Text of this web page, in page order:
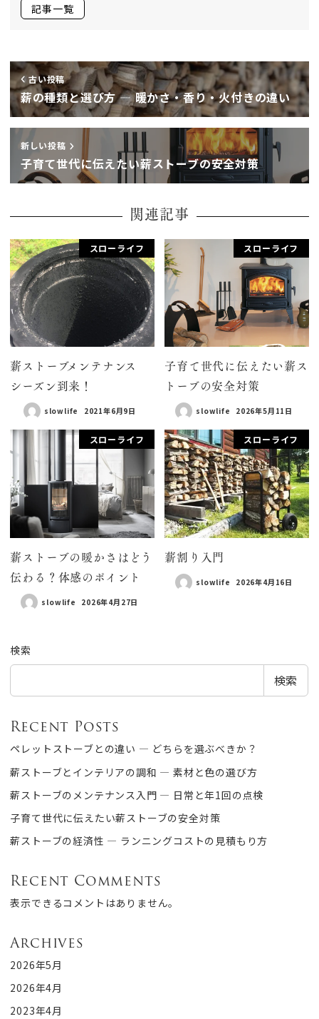
記事一覧
古い投稿
薪の種類と選び方 ― 暖かさ・香り・火付きの違い
新しい投稿
子育て世代に伝えたい薪ストーブの安全対策
関連記事
スローライフ
薪ストーブメンテナンス
シーズン到来！
slowlife 2021年6月9日
スローライフ
子育て世代に伝えたい薪ス
トーブの安全対策
slowlife 2026年5月11日
スローライフ
薪ストーブの暖かさはどう
伝わる？体感のポイント
slowlife 2026年4月27日
スローライフ
薪割り入門
slowlife 2026年4月16日
検索
検索
Recent Posts
ペレットストーブとの違い ― どちらを選ぶべきか？
薪ストーブとインテリアの調和 ― 素材と色の選び方
薪ストーブのメンテナンス入門 ― 日常と年1回の点検
子育て世代に伝えたい薪ストーブの安全対策
薪ストーブの経済性 ― ランニングコストの見積もり方
Recent Comments
表示できるコメントはありません。
Archives
2026年5月
2026年4月
2023年4月